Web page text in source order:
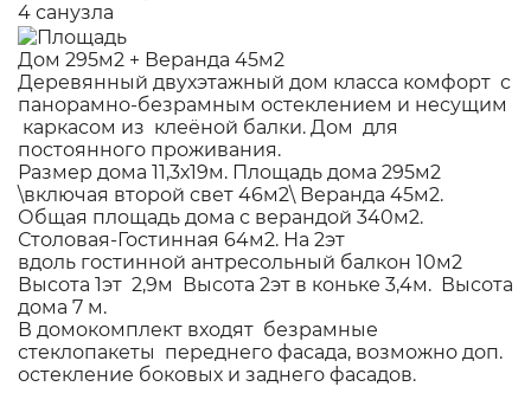
4 санузла
Дом 295м2 + Веранда 45м2
Деревянный двухэтажный дом класса комфорт с
панорамно-безрамным остеклением и несущим
каркасом из клеёной балки. Дом для
постоянного проживания.
Размер дома 11,3х19м. Площадь дома 295м2
\включая второй свет 46м2\ Веранда 45м2.
Общая площадь дома с верандой 340м2.
Столовая-Гостинная 64м2. На 2эт
вдоль гостинной антресольный балкон 10м2
Высота 1эт 2,9м Высота 2эт в коньке 3,4м. Высота
дома 7 м.
В домокомплект входят безрамные
стеклопакеты переднего фасада, возможно доп.
остекление боковых и заднего фасадов.